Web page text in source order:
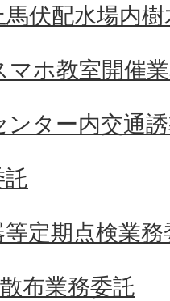
伏配水場内
ホ教室開催
ンター内交通
託
定期点検業務
布業務委託